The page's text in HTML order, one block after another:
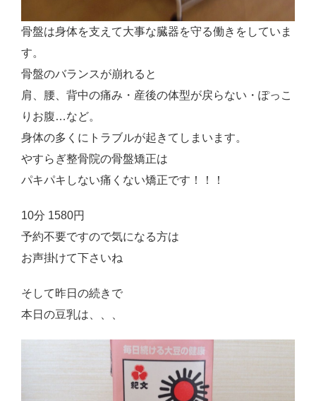
骨盤は身体を支えて大事な臓器を守る働きをしていま
す。
骨盤のバランスが崩れると
肩、腰、背中の痛み・産後の体型が戻らない・ぽっこ
りお腹…など。
身体の多くにトラブルが起きてしまいます。
やすらぎ整骨院の骨盤矯正は
パキパキしない痛くない矯正です！！！
10分 1580円
予約不要ですので気になる方は
お声掛けて下さいね
そして昨日の続きで
本日の豆乳は、、、